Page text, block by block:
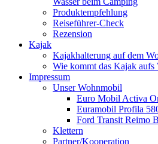
Produktempfehlung
Reiseführer-Check
Rezension
Kajak
Kajakhalterung auf dem
Wie kommt das Kajak aufs
Impressum
Unser Wohnmobil
Euro Mobil Activa
Euramobil Profila
Ford Transit Reimo
Klettern
Partner/Kooperation